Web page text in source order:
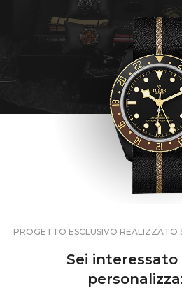
PROGETTO ESCLUSIVO REALIZZATO
Sei